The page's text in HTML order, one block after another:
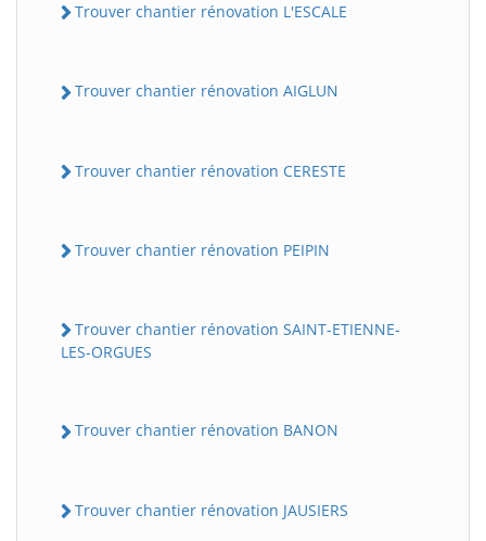
Trouver chantier rénovation L'ESCALE
Trouver chantier rénovation AIGLUN
Trouver chantier rénovation CERESTE
Trouver chantier rénovation PEIPIN
Trouver chantier rénovation SAINT-ETIENNE-
LES-ORGUES
Trouver chantier rénovation BANON
Trouver chantier rénovation JAUSIERS